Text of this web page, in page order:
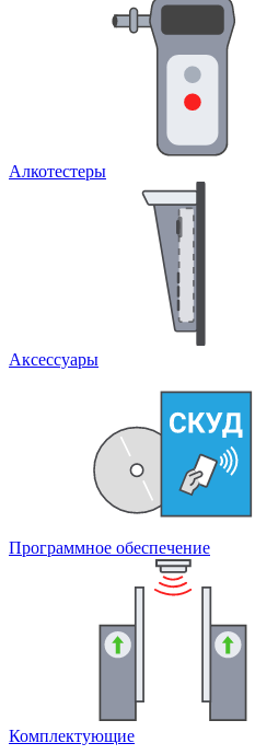
Алкотестеры
Аксессуары
Программное обеспечение
Комплектующие